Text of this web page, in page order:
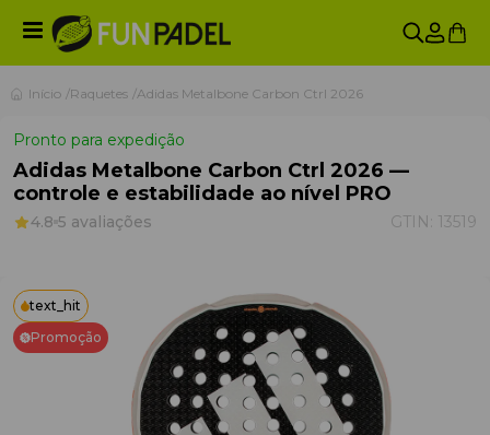
Início Raquetes Adidas Metalbone Carbon Ctrl 2026
Pronto para expedição
Adidas Metalbone Carbon Ctrl 2026 —
controle e estabilidade ao nível PRO
4.8 5 avaliações GTIN: 13519
text_hit
Promoção